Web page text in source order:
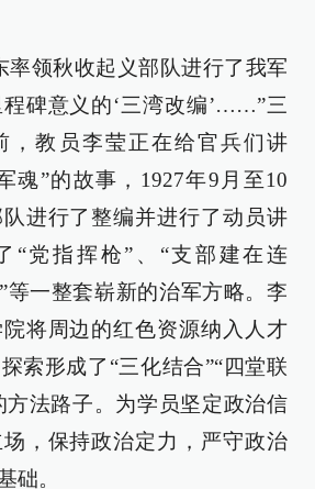
率领秋收起义部队进行了我军
碑意义的‘三湾改编’……”三
，教员李莹正在给官兵们讲
魂”的故事，1927年9月至10
进行了整编并进行了动员讲
“党指挥枪”、“支部建在连
”等一整套崭新的治军方略。李
将周边的红色资源纳入人才
索形成了“三化结合”“四堂联
方法路子。为学员坚定政治信
，保持政治定力，严守政治
础。